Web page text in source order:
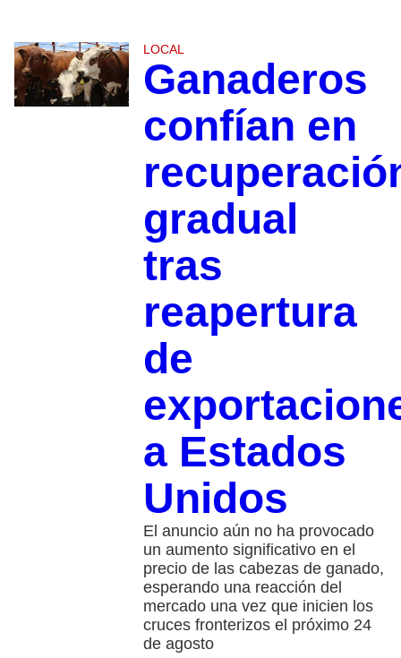
LOCAL
Ganaderos
confían en
gradual
tras
reapertura
de
a Estados
Unidos
El anuncio aún no ha provocado
un aumento significativo en el
precio de las cabezas de ganado,
esperando una reacción del
mercado una vez que inicien los
cruces fronterizos el próximo 24
de agosto